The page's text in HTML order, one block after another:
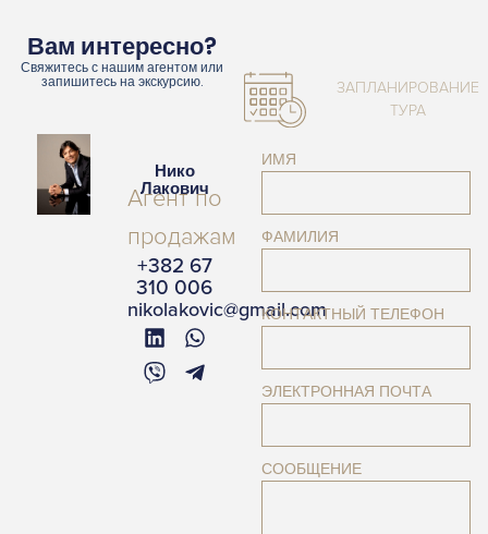
Вам интересно?
Свяжитесь с нашим агентом или
запишитесь на экскурсию.
Нико
Лакович
Агент по
продажам
+382 67
310 006
nikolakovic@gmail.com
ЗАПЛАНИРОВАНИЕ
ТУРА
ИМЯ
ФАМИЛИЯ
КОНТАКТНЫЙ ТЕЛЕФОН
ЭЛЕКТРОННАЯ ПОЧТА
СООБЩЕНИЕ